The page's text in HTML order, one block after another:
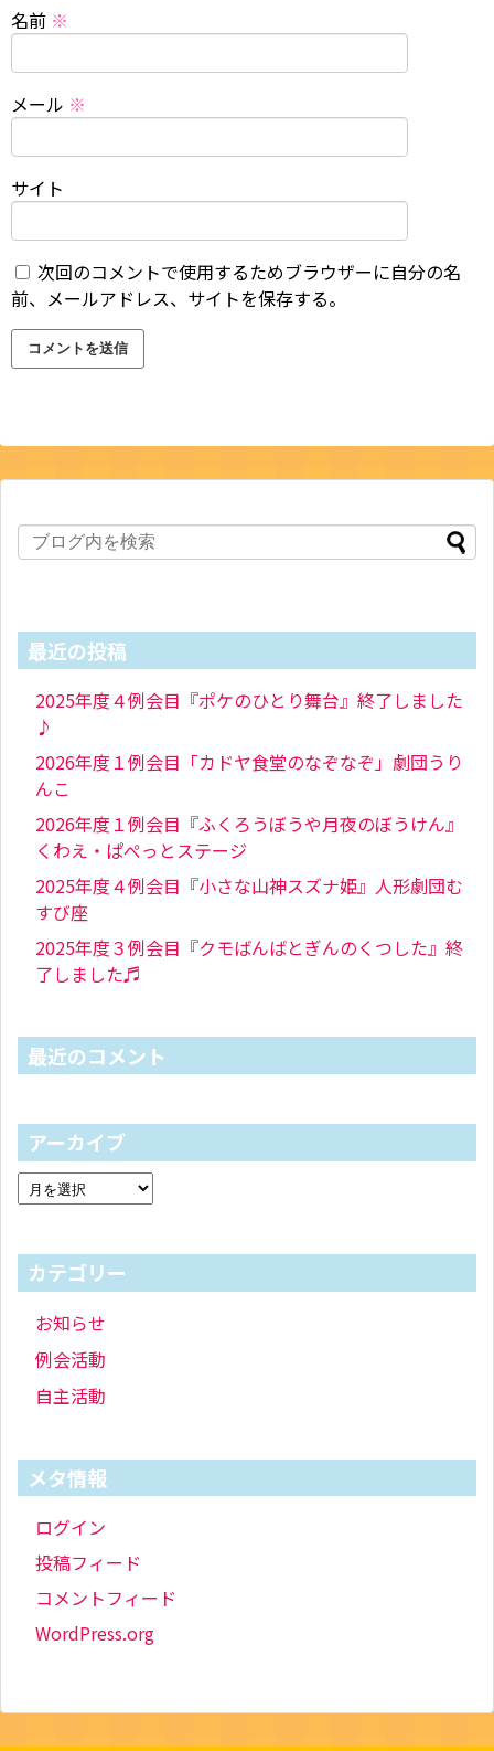
名前 ※
メール ※
サイト
次回のコメントで使用するためブラウザーに自分の名
前、メールアドレス、サイトを保存する。
最近の投稿
2025年度４例会目『ポケのひとり舞台』終了しました
♪
2026年度１例会目「カドヤ食堂のなぞなぞ」劇団うり
んこ
2026年度１例会目『ふくろうぼうや月夜のぼうけん』
くわえ・ぱぺっとステージ
2025年度４例会目『小さな山神スズナ姫』人形劇団む
すび座
2025年度３例会目『クモばんばとぎんのくつした』終
了しました♬
最近のコメント
アーカイブ
カテゴリー
お知らせ
例会活動
自主活動
メタ情報
ログイン
投稿フィード
コメントフィード
WordPress.org